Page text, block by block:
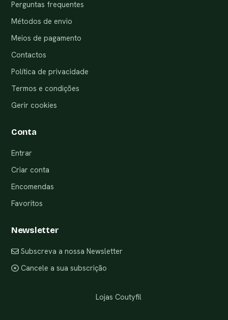
Perguntas frequentes
Métodos de envio
Meios de pagamento
Contactos
Política de privacidade
Termos e condições
Gerir cookies
Conta
Entrar
Criar conta
Encomendas
Favoritos
Newsletter
Subscreva a nossa Newsletter
Cancele a sua subscrição
Lojas Coutyfil